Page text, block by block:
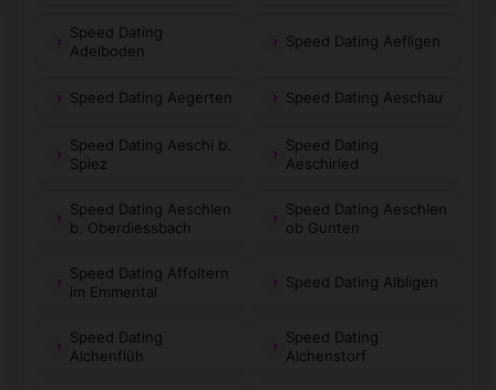
Speed Dating
Adelboden
Speed Dating Aefligen
Speed Dating Aegerten Speed Dating Aeschau
Speed Dating Aeschi b.
Spiez
Speed Dating
Aeschiried
Speed Dating Aeschlen
b. Oberdiessbach
Speed Dating Aeschlen
ob Gunten
Speed Dating Affoltern
im Emmental
Speed Dating Albligen
Speed Dating
Alchenflüh
Speed Dating
Alchenstorf